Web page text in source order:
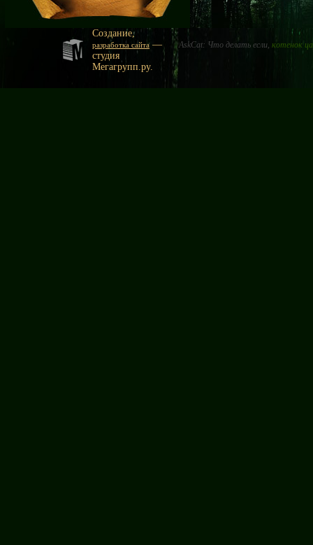
Создание,
разработка сайта —
студия
Мегагрупп.ру.
AskCat: Что делать если, котенок